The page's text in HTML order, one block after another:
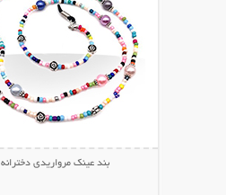
بند عینک مرواریدی دخترانه